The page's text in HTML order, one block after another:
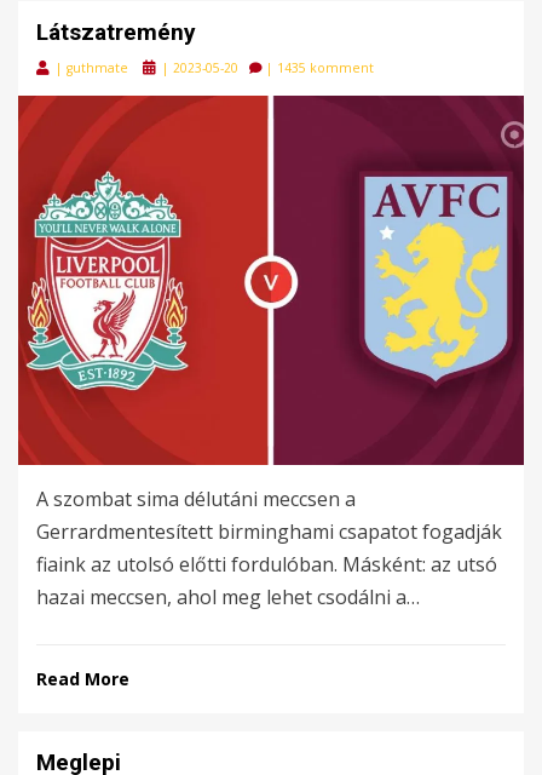
Látszatremény
| guthmate
Posted
| 2023-05-20 | 1435 komment
A szombat sima délutáni meccsen a
Gerrardmentesített birminghami csapatot fogadják
fiaink az utolsó előtti fordulóban. Másként: az utsó
hazai meccsen, ahol meg lehet csodálni a…
Read More
Meglepi